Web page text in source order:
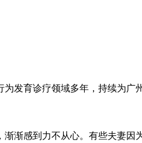
发育诊疗领域多年，持续为广
渐感到力不从心。有些夫妻因